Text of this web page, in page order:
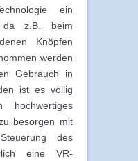
ein
da z.B. beim
Knöpfen
werden
Gebrauch in
ist es völlig
hochwertiges
besorgen mit
des
eine VR-